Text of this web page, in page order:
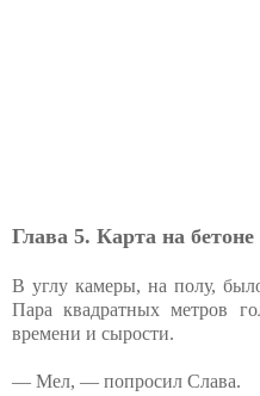
Глава 5. Карта на бетоне
В углу камеры, на полу,
Пара квадратных метров
времени и сырости.
— Мел, — попросил Слава.